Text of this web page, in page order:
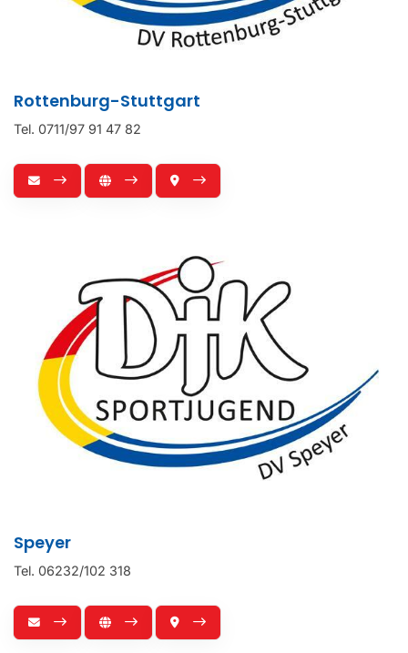
Rottenburg-Stuttgart
Tel. 0711/97 91 47 82
Speyer
Tel. 06232/102 318